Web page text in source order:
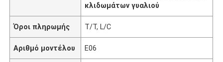
κλιδωμάτων γυαλιού
Όροι πληρωμής T/T, L/C
Αριθμό μοντέλου E06